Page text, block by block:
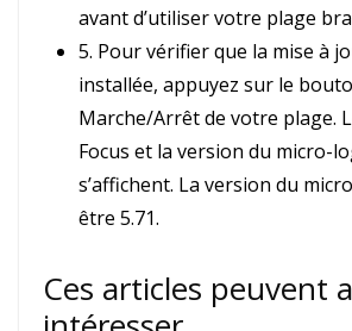
avant d’utiliser votre plage
5. Pour vérifier que la mise à
installée, appuyez sur le
Marche/Arrêt de votre plage.
Focus et la version du micro-
s’affichent. La version du
être 5.71.
Ces articles peuvent